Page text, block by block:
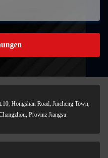
Hongshan Road, Jincheng Town,
Provinz Jiangsu